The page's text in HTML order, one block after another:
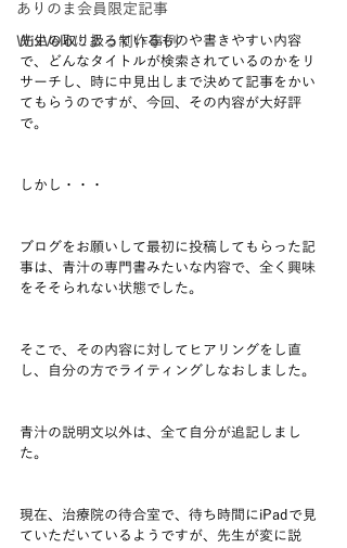
ありのま会員限定記事
WixVeloによる制作事例
先生の取り扱っているものや書きやすい内容
で、どんなタイトルが検索されているのかをリ
サーチし、時に中見出しまで決めて記事をかい
てもらうのですが、今回、その内容が大好評
で。
しかし・・・
ブログをお願いして最初に投稿してもらった記
事は、青汁の専門書みたいな内容で、全く興味
をそそられない状態でした。
そこで、その内容に対してヒアリングをし直
し、自分の方でライティングしなおしました。
青汁の説明文以外は、全て自分が追記しまし
た。
現在、治療院の待合室で、待ち時間にiPadで見
ていただいているようですが、先生が変に説